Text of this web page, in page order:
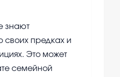
знают
своих предках и
Это может
семейной